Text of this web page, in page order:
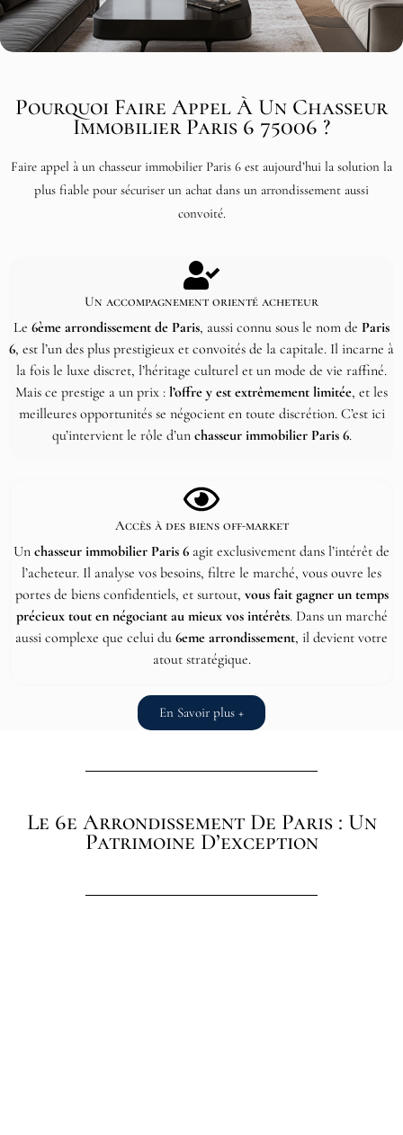
Pourquoi Faire Appel À Un Chasseur
Immobilier Paris 6 75006 ?
Faire appel à un chasseur immobilier Paris 6 est aujourd’hui la solution la
plus fiable pour sécuriser un achat dans un arrondissement aussi
convoité.
Un accompagnement orienté acheteur
Le 6ème arrondissement de Paris, aussi connu sous le nom de Paris
6, est l’un des plus prestigieux et convoités de la capitale. Il incarne à
la fois le luxe discret, l’héritage culturel et un mode de vie raffiné.
Mais ce prestige a un prix : l’offre y est extrêmement limitée, et les
meilleures opportunités se négocient en toute discrétion. C’est ici
qu’intervient le rôle d’un chasseur immobilier Paris 6.
Accès à des biens off-market
Un chasseur immobilier Paris 6 agit exclusivement dans l’intérêt de
l’acheteur. Il analyse vos besoins, filtre le marché, vous ouvre les
portes de biens confidentiels, et surtout, vous fait gagner un temps
précieux tout en négociant au mieux vos intérêts. Dans un marché
aussi complexe que celui du 6eme arrondissement, il devient votre
atout stratégique.
En Savoir plus +
Le 6e Arrondissement De Paris : Un
Patrimoine D’exception